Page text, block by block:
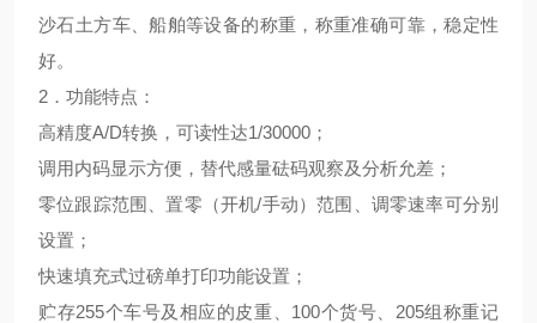
沙石土方车、船舶等设备的称重，称重准确可靠，稳定性
好。
2．功能特点：
高精度A/D转换，可读性达1/30000；
调用内码显示方便，替代感量砝码观察及分析允差；
零位跟踪范围、置零（开机/手动）范围、调零速率可分别
设置；
快速填充式过磅单打印功能设置；
贮存255个车号及相应的皮重、100个货号、205组称重记